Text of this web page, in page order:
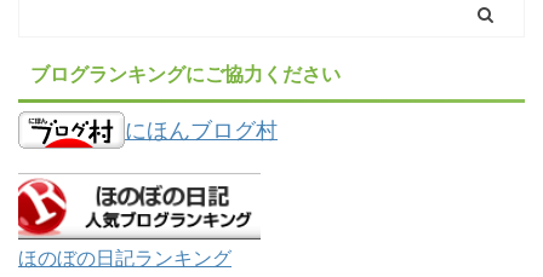
ブログランキングにご協力ください
にほんブログ村
ほのぼの日記ランキング